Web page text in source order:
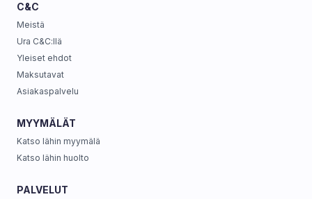
C&C
Meistä
Ura C&C:llä
Yleiset ehdot
Maksutavat
Asiakaspalvelu
MYYMÄLÄT
Katso lähin myymälä
Katso lähin huolto
PALVELUT